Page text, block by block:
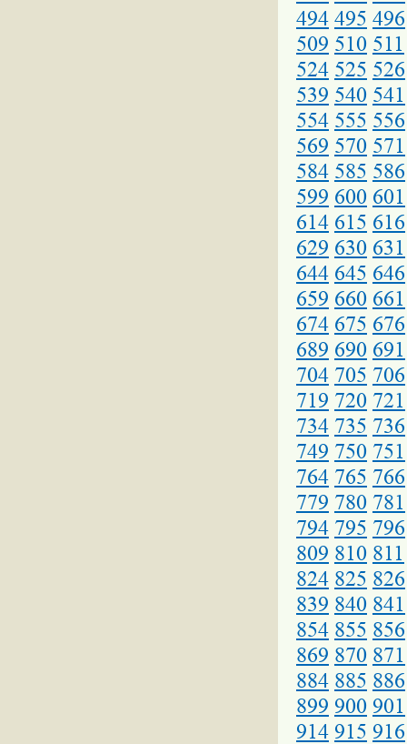
494 495 496
509 510 511
524 525 526
539 540 541
554 555 556
569 570 571
584 585 586
599 600 601
614 615 616
629 630 631
644 645 646
659 660 661
674 675 676
689 690 691
704 705 706
719 720 721
734 735 736
749 750 751
764 765 766
779 780 781
794 795 796
809 810 811
824 825 826
839 840 841
854 855 856
869 870 871
884 885 886
899 900 901
914 915 916